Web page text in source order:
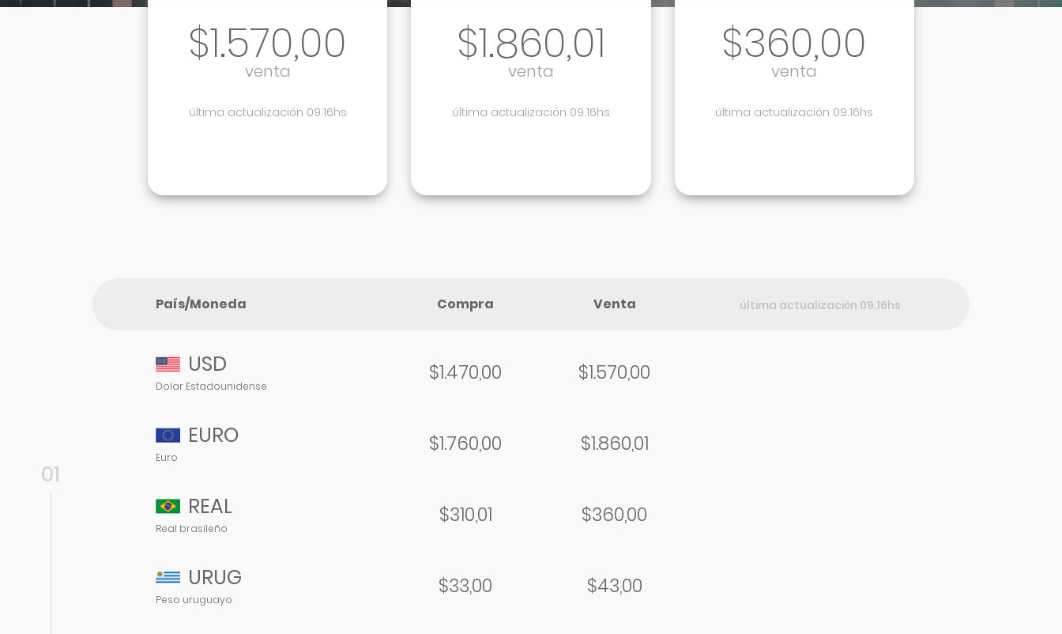
$1.570,00
venta
última actualización 09.16hs
$1.860,01
venta
última actualización 09.16hs
$360,00
venta
última actualización 09.16hs
01
País/Moneda Compra Venta última actualización 09.16hs
USD
Dolar Estadounidense
$1.470,00 $1.570,00
EURO
Euro
$1.760,00 $1.860,01
REAL
Real brasileño
$310,01 $360,00
URUG
Peso uruguayo
$33,00 $43,00